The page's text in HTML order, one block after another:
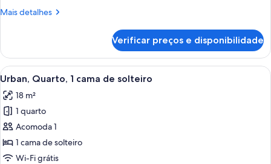
quartos,
a
cidade
Mais detalhes
Mais
executiva,
quartos,
para
cidade
Verificar preços e disponibilidade
Carrega
todas
as
fotos
de
Urban,
Quarto,
Quarto de hotel com cama,
7
Urban, Quarto, 1 cama de solteiro
18 m²
1 quarto
Acomoda 1
1 cama de solteiro
Wi-Fi grátis